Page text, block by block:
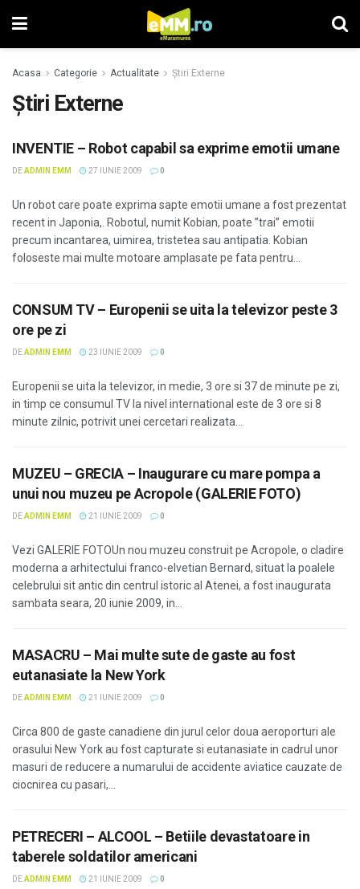
Acasa Categorie Actualitate Știri Externe
Știri Externe
INVENTIE – Robot capabil sa exprime emotii umane
DEADMIN EMM 27 IUNIE 2009 0
Un robot care poate exprima sapte emotii umane a fost prezentat
recent in Japonia,. Robotul, numit Kobian, poate ”trai” emotii
precum incantarea, uimirea, tristetea sau antipatia. Kobian
foloseste mai multe motoare amplasate pe fata pentru...
CONSUM TV – Europenii se uita la televizor peste 3
ore pe zi
DEADMIN EMM 23 IUNIE 2009 0
Europenii se uita la televizor, in medie, 3 ore si 37 de minute pe zi,
in timp ce consumul TV la nivel international este de 3 ore si 8
minute zilnic, potrivit unei cercetari realizata...
MUZEU – GRECIA – Inaugurare cu mare pompa a
unui nou muzeu pe Acropole (GALERIE FOTO)
DEADMIN EMM 21 IUNIE 2009 0
Vezi GALERIE FOTOUn nou muzeu construit pe Acropole, o cladire
moderna a arhitectului franco-elvetian Bernard, situat la poalele
celebrului sit antic din centrul istoric al Atenei, a fost inaugurata
sambata seara, 20 iunie 2009, in...
MASACRU – Mai multe sute de gaste au fost
eutanasiate la New York
DEADMIN EMM 21 IUNIE 2009 0
Circa 800 de gaste canadiene din jurul celor doua aeroporturi ale
orasului New York au fost capturate si eutanasiate in cadrul unor
masuri de reducere a numarului de accidente aviatice cauzate de
ciocnirea cu pasari,...
PETRECERI – ALCOOL – Betiile devastatoare in
taberele soldatilor americani
DEADMIN EMM 21 IUNIE 2009 0